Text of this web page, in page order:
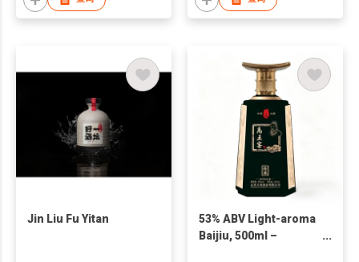
Jin Liu Fu Yitan
53% ABV Light-aroma
Baijiu, 500ml –